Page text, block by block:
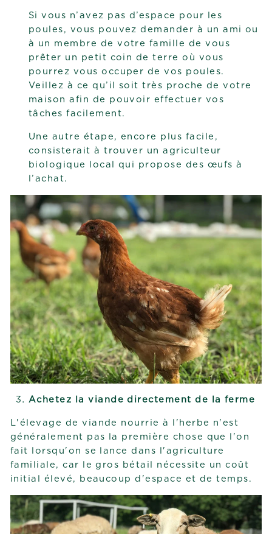
Si vous n’avez pas d’espace pour les
poules, vous pouvez demander à un ami ou
à un membre de votre famille de vous
prêter un petit coin de terre où vous
pourrez vous occuper de vos poules.
Veillez à ce qu’il soit très proche de votre
maison afin de pouvoir effectuer vos
tâches facilement.
Une autre étape, encore plus facile,
consisterait à trouver un agriculteur
biologique local qui propose des œufs à
l’achat.
Achetez la viande directement de la ferme
L'élevage de viande nourrie à l'herbe n'est
généralement pas la première chose que l'on
fait lorsqu'on se lance dans l'agriculture
familiale, car le gros bétail nécessite un coût
initial élevé, beaucoup d'espace et de temps.